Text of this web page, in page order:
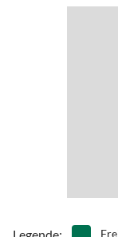
Legende: